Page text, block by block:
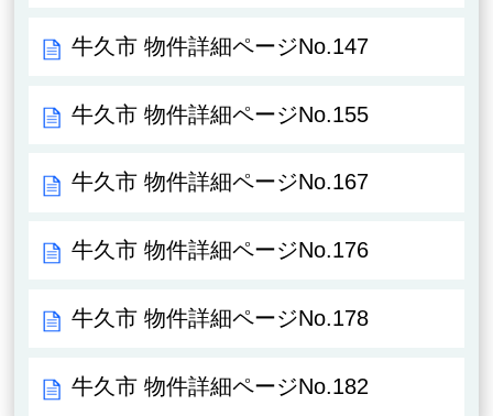
牛久市 物件詳細ページNo.147
牛久市 物件詳細ページNo.155
牛久市 物件詳細ページNo.167
牛久市 物件詳細ページNo.176
牛久市 物件詳細ページNo.178
牛久市 物件詳細ページNo.182